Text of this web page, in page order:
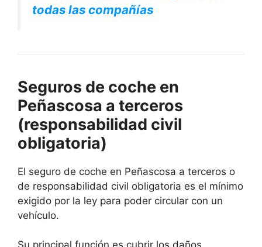
todas las compañías
Seguros de coche en
Peñascosa a terceros
(responsabilidad civil
obligatoria)
El seguro de coche en Peñascosa a terceros o
de responsabilidad civil obligatoria es el mínimo
exigido por la ley para poder circular con un
vehículo.